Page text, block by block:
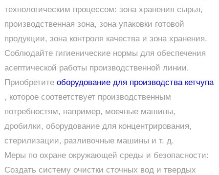
технологическим процессом: зона хранения сырья,
производственная зона, зона упаковки готовой
продукции, зона контроля качества и зона хранения.
Соблюдайте гигиенические нормы для обеспечения
асептической работы производственной линии.
Приобретите оборудование для производства кетчупа
, которое соответствует производственным
потребностям, например, моечные машины,
дробилки, оборудование для концентрирования,
стерилизации, разливочные машины и т. д.
Меры по охране окружающей среды и безопасности:
Создать систему очистки сточных вод и твердых